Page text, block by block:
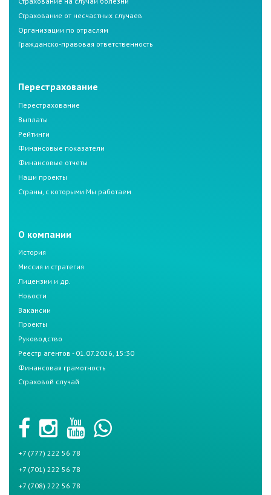
Страхование от несчастных случаев
Организации по отраслям
Гражданско-правовая ответственность
Перестрахование
Перестрахование
Выплаты
Рейтинги
Финансовые показатели
Финансовые отчеты
Наши проекты
Страны, с которыми Мы работаем
О компании
История
Миссия и стратегия
Лицензии и др.
Новости
Вакансии
Проекты
Руководство
Реестр агентов - 01.07.2026, 15:30
Финансовая грамотность
Страховой случай
+7 (777) 222 56 78
+7 (701) 222 56 78
+7 (708) 222 56 78